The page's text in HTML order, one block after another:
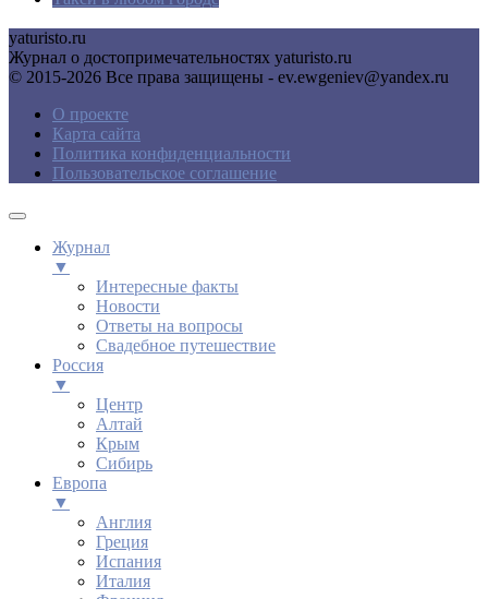
yaturisto.ru
Журнал о достопримечательностях yaturisto.ru
© 2015-2026 Все права защищены - ev.ewgeniev@yandex.ru
О проекте
Карта сайта
Политика конфиденциальности
Пользовательское соглашение
Журнал
▼
Интересные факты
Новости
Ответы на вопросы
Свадебное путешествие
Россия
▼
Центр
Алтай
Крым
Сибирь
Европа
▼
Англия
Греция
Испания
Италия